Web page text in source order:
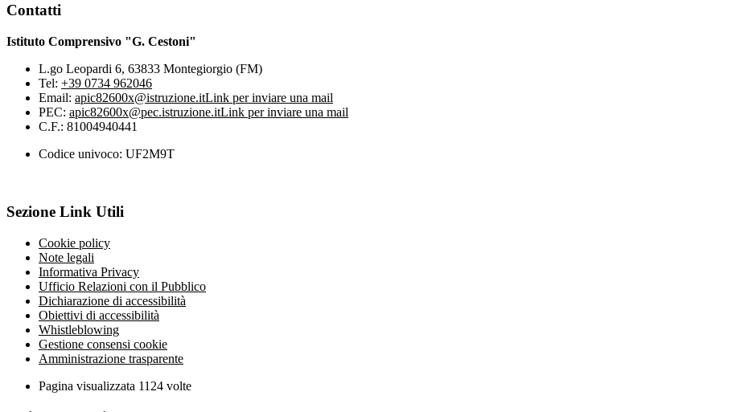
Contatti
Istituto Comprensivo "G. Cestoni"
L.go Leopardi 6, 63833 Montegiorgio (FM)
Tel: +39 0734 962046
Email: apic82600x@istruzione.itLink per inviare una mail
PEC: apic82600x@pec.istruzione.itLink per inviare una mail
C.F.: 81004940441
Codice univoco: UF2M9T
Sezione Link Utili
Cookie policy
Note legali
Informativa Privacy
Ufficio Relazioni con il Pubblico
Dichiarazione di accessibilità
Obiettivi di accessibilità
Whistleblowing
Gestione consensi cookie
Amministrazione trasparente
Pagina visualizzata 1124 volte